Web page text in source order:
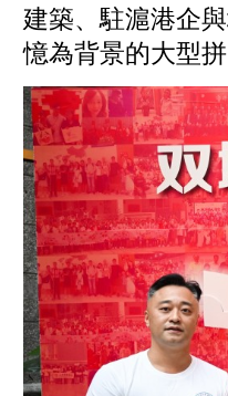
建築、駐滬港企
憶為背景的大型